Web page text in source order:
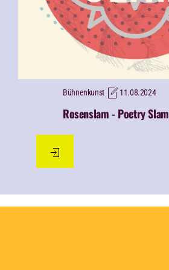
Bühnenkunst 11.08.2024
Rosenslam - Poetry Slam